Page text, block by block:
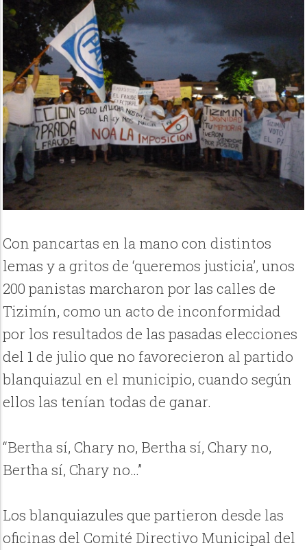
Con pancartas en la mano con distintos
lemas y a gritos de ‘queremos justicia’, unos
200 panistas marcharon por las calles de
Tizimín, como un acto de inconformidad
por los resultados de las pasadas elecciones
del 1 de julio que no favorecieron al partido
blanquiazul en el municipio, cuando según
ellos las tenían todas de ganar.
“Bertha sí, Chary no, Bertha sí, Chary no,
Bertha sí, Chary no…”
Los blanquiazules que partieron desde las
oficinas del Comité Directivo Municipal del